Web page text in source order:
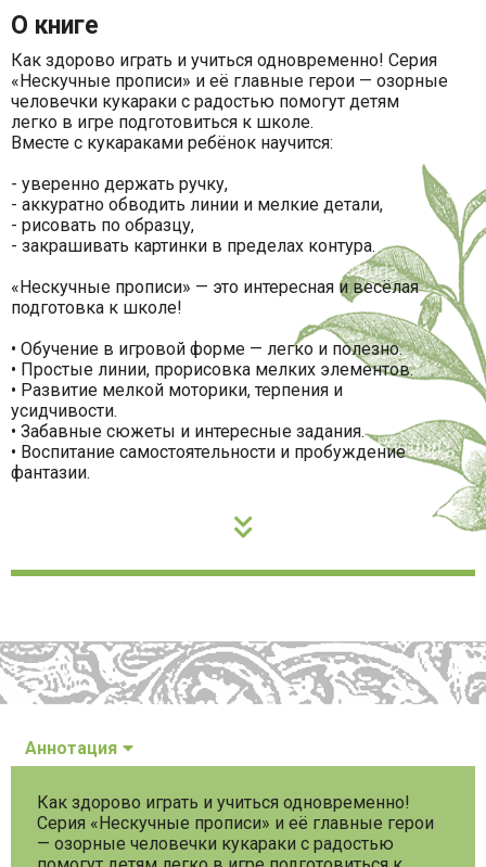
О книге
Как здорово играть и учиться одновременно! Серия
«Нескучные прописи» и её главные герои — озорные
человечки кукараки с радостью помогут детям
легко в игре подготовиться к школе.
Вместе с кукараками ребёнок научится:
- уверенно держать ручку,
- аккуратно обводить линии и мелкие детали,
- рисовать по образцу,
- закрашивать картинки в пределах контура.
«Нескучные прописи» — это интересная и весёлая
подготовка к школе!
• Обучение в игровой форме — легко и полезно.
• Простые линии, прорисовка мелких элементов.
• Развитие мелкой моторики, терпения и
усидчивости.
• Забавные сюжеты и интересные задания.
• Воспитание самостоятельности и пробуждение
фантазии.
Аннотация
Как здорово играть и учиться одновременно!
Серия «Нескучные прописи» и её главные герои
— озорные человечки кукараки с радостью